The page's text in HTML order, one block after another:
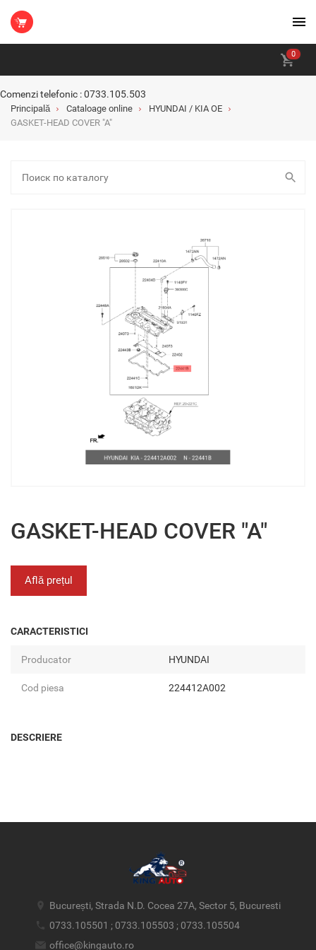
0
Comenzi telefonic : 0733.105.503
Principală Cataloage online
HYUNDAI / KIA OE
GASKET-HEAD COVER "A"
GASKET-HEAD COVER "A"
Află prețul
CARACTERISTICI
Producator HYUNDAI
Cod piesa 224412A002
DESCRIERE
București, Strada N.D. Cocea 27A, Sector 5, Bucuresti
0733.105501 ; 0733.105503 ; 0733.105504
office@kingauto.ro